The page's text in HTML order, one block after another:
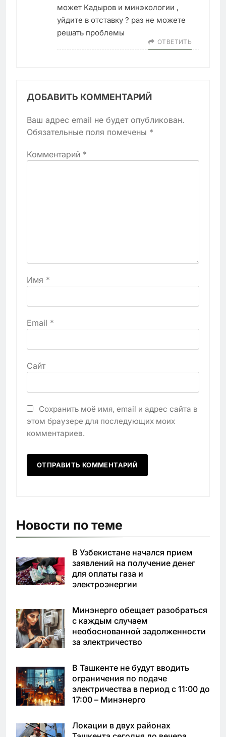
может Кадыров и минэкологии ,
уйдите в отставку ? раз не можете
решать проблемы
ОТВЕТИТЬ
ДОБАВИТЬ КОММЕНТАРИЙ
Ваш адрес email не будет опубликован.
Обязательные поля помечены *
Комментарий *
Имя *
Email *
Сайт
Сохранить моё имя, email и адрес сайта в
этом браузере для последующих моих
комментариев.
Новости по теме
В Узбекистане начался прием
заявлений на получение денег
для оплаты газа и
электроэнергии
Минэнерго обещает разобраться
с каждым случаем
необоснованной задолженности
за электричество
В Ташкенте не будут вводить
ограничения по подаче
электричества в период с 11:00 до
17:00 – Минэнерго
Локации в двух районах